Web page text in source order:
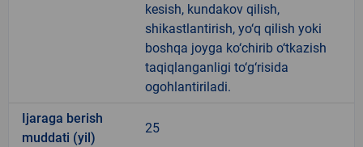
kesish, kundakov qilish,
shikastlantirish, yo‘q qilish yoki
boshqa joyga ko‘chirib o‘tkazish
taqiqlanganligi to‘g‘risida
ogohlantiriladi.
Ijaraga berish
muddati (yil)
25